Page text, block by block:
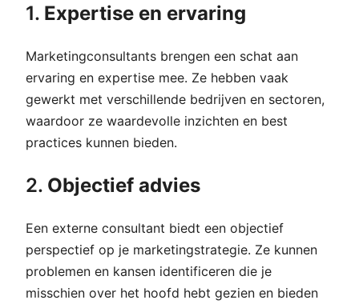
1. Expertise en ervaring
Marketingconsultants brengen een schat aan
ervaring en expertise mee. Ze hebben vaak
gewerkt met verschillende bedrijven en sectoren,
waardoor ze waardevolle inzichten en best
practices kunnen bieden.
2. Objectief advies
Een externe consultant biedt een objectief
perspectief op je marketingstrategie. Ze kunnen
problemen en kansen identificeren die je
misschien over het hoofd hebt gezien en bieden